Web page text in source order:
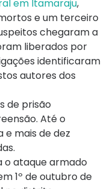
em Itamaraju,
e um terceiro
chegaram a
liberados por
identificaram
autores dos
de prisão
Até o
e mais de dez
o ataque armado
1º de outubro de